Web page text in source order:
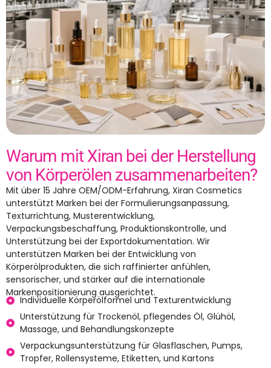
Warum mit Xiran bei der Herstellung
von Körperölen zusammenarbeiten?
Mit über 15 Jahre OEM/ODM-Erfahrung, Xiran Cosmetics
unterstützt Marken bei der Formulierungsanpassung,
Texturrichtung, Musterentwicklung,
Verpackungsbeschaffung, Produktionskontrolle, und
Unterstützung bei der Exportdokumentation. Wir
unterstützen Marken bei der Entwicklung von
Körperölprodukten, die sich raffinierter anfühlen,
sensorischer, und stärker auf die internationale
Markenpositionierung ausgerichtet.
Individuelle Körperölformel und Texturentwicklung
Unterstützung für Trockenöl, pflegendes Öl, Glühöl,
Massage, und Behandlungskonzepte
Verpackungsunterstützung für Glasflaschen, Pumps,
Tropfer, Rollensysteme, Etiketten, und Kartons